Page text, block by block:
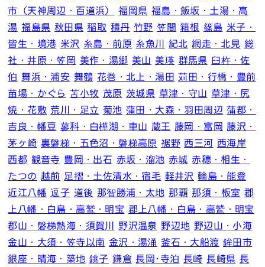
市（天神周辺・百道浜）
福岡県 福島・飯坂・土湯・高
湯 福島県 秋田県 稲取 積丹 竹野 笠間 箱根 篠島 米子・
皆生・境港 米沢 糸島・前原 糸魚川 紀北 網走・北見 総
社・井原・笠岡 美作・湯郷 美山 美瑛 群馬県 臼杵・佐
伯 舞浜・浦安 舞鶴 花巻・北上・湯田 苅田・行橋・豊前
苗場・かぐら 苫小牧 茂原 茨城県 草津・守山 草津・尻
焼・花敷 荒川・足立 菊池 蒲田・大森・羽田周辺 蒲郡・
吉良・幡豆 蓼科・白樺湖・車山 蔵王 藤岡・富岡 藤沢・
茅ヶ崎 裏磐梯・五色沼・磐梯高原 裾野 西三河 西海岸
西都 観音寺 豊岡・出石 赤坂・溜池 赤城 赤穂・相生・
たつの 越前 足摺・土佐清水・宿毛 軽井沢 輪島・能登
近江八幡 逗子 道後 那智勝浦・太地 那覇 那須・板室 郡
上八幡・白鳥・高鷲・明宝 郡上八幡・白鳥・高鷲・明宝
郡山・磐梯熱海・須賀川
野沢温泉 野辺地 野辺山・小海
金山・大須・笠寺以南 金沢・湯涌 釜石・大船渡 鉾田市
銀座・晴海・築地 銚子 鎌倉 長岡･寺泊 長崎 長崎県 長